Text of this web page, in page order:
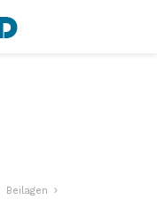
Beilagen